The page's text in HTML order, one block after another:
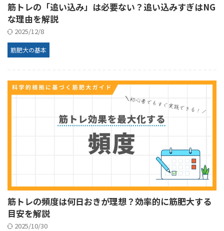
筋トレの「追い込み」は必要ない？追い込みすぎはNG
な理由を解説
2025/12/8
筋肥大の基本
筋トレの頻度は何日おきが理想？効率的に筋肥大する
目安を解説
2025/10/30